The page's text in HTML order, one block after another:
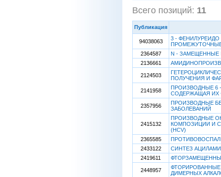
Всего позиций: 11
Публикация
94038063
3 -
2364587
N -
2136661
2124503
ПОЛУЧЕНИЯ И
2141958
ПРОИЗВОДНЫЕ 6
СОДЕРЖАЩАЯ ИХ
2357956
ПРОИЗВОДНЫЕ
ЗАБОЛЕВАНИЙ
2415132
ПРОИЗВОДНЫЕ
КОМПОЗИЦИИ И
(HCV)
2365585
2433122
СИНТЕЗ
2419611
2448957
ФТОРИРОВАННЫЕ
ДИМЕРНЫХ